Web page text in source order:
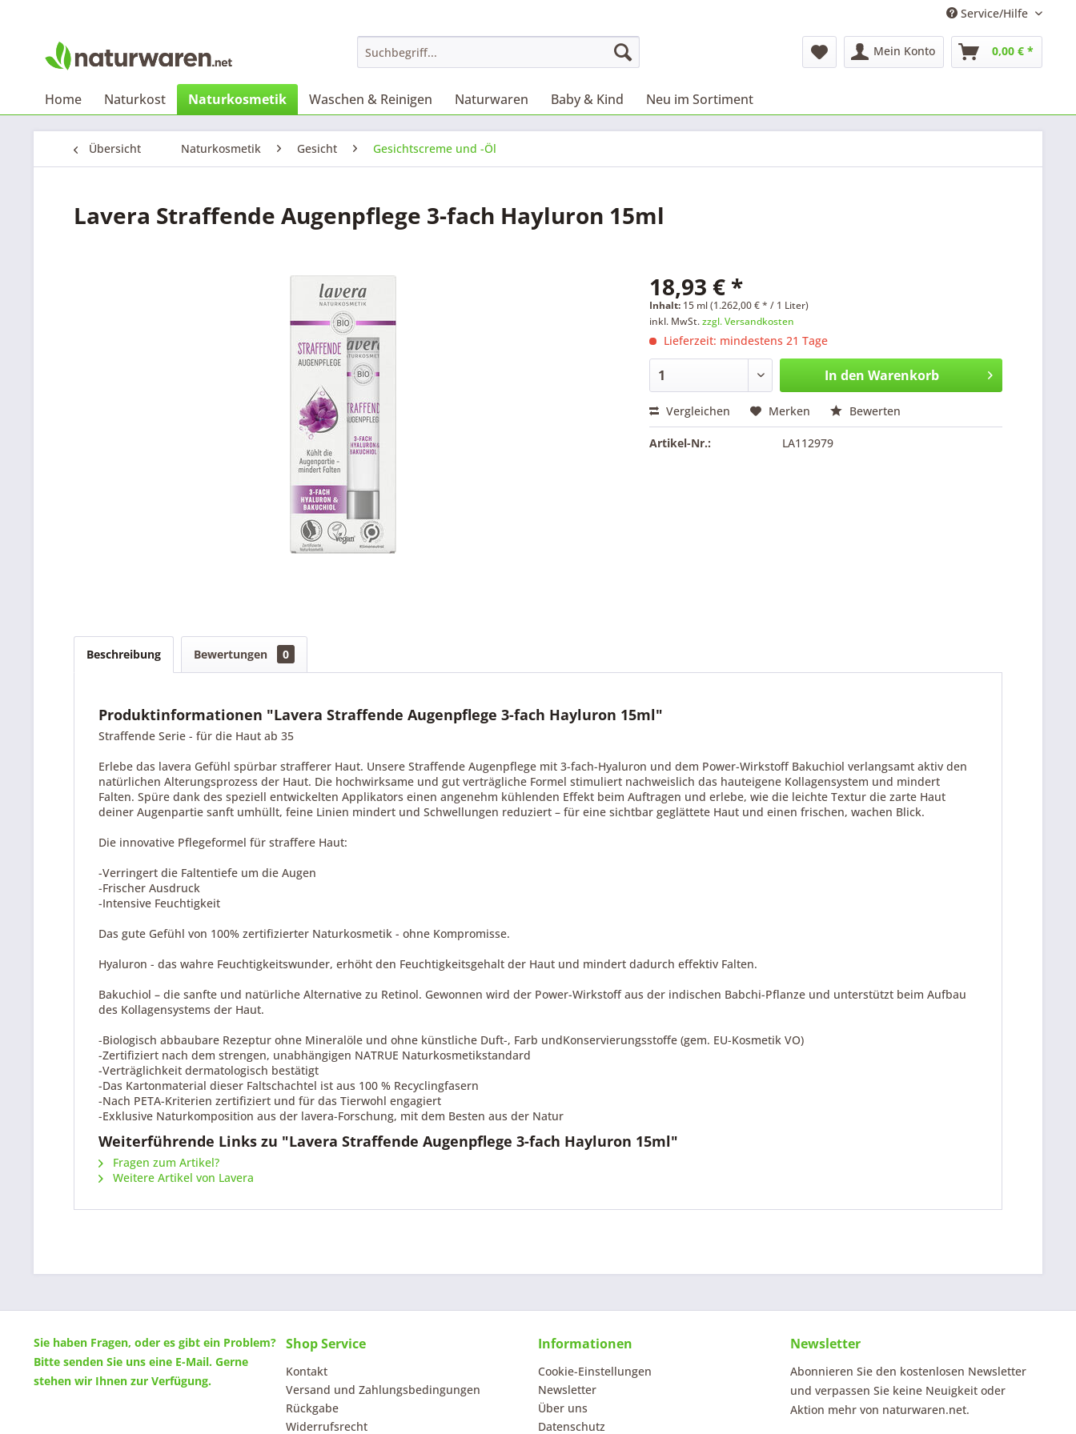
Service/Hilfe
Mein Konto 0,00 € *
Home Naturkost Naturkosmetik Waschen & Reinigen Naturwaren Baby & Kind Neu im Sortiment
Übersicht Naturkosmetik Gesicht Gesichtscreme und -Öl
Lavera Straffende Augenpflege 3-fach Hayluron 15ml
18,93 € *
Inhalt: 15 ml (1.262,00 € * / 1 Liter)
inkl. MwSt.zzgl. Versandkosten
Lieferzeit: mindestens 21 Tage
In den Warenkorb
Vergleichen Merken Bewerten
Artikel-Nr.: LA112979
Beschreibung Bewertungen 0
Produktinformationen "Lavera Straffende Augenpflege 3-fach Hayluron 15ml"
Straffende Serie - für die Haut ab 35
Erlebe das lavera Gefühl spürbar strafferer Haut. Unsere Straffende Augenpflege mit 3-fach-Hyaluron und dem Power-Wirkstoff Bakuchiol verlangsamt aktiv den
natürlichen Alterungsprozess der Haut. Die hochwirksame und gut verträgliche Formel stimuliert nachweislich das hauteigene Kollagensystem und mindert
Falten. Spüre dank des speziell entwickelten Applikators einen angenehm kühlenden Effekt beim Auftragen und erlebe, wie die leichte Textur die zarte Haut
deiner Augenpartie sanft umhüllt, feine Linien mindert und Schwellungen reduziert – für eine sichtbar geglättete Haut und einen frischen, wachen Blick.
Die innovative Pflegeformel für straffere Haut:
-Verringert die Faltentiefe um die Augen
-Frischer Ausdruck
-Intensive Feuchtigkeit
Das gute Gefühl von 100% zertifizierter Naturkosmetik - ohne Kompromisse.
Hyaluron - das wahre Feuchtigkeitswunder, erhöht den Feuchtigkeitsgehalt der Haut und mindert dadurch effektiv Falten.
Bakuchiol – die sanfte und natürliche Alternative zu Retinol. Gewonnen wird der Power-Wirkstoff aus der indischen Babchi-Pflanze und unterstützt beim Aufbau
des Kollagensystems der Haut.
-Biologisch abbaubare Rezeptur ohne Mineralöle und ohne künstliche Duft-, Farb undKonservierungsstoffe (gem. EU-Kosmetik VO)
-Zertifiziert nach dem strengen, unabhängigen NATRUE Naturkosmetikstandard
-Verträglichkeit dermatologisch bestätigt
-Das Kartonmaterial dieser Faltschachtel ist aus 100 % Recyclingfasern
-Nach PETA-Kriterien zertifiziert und für das Tierwohl engagiert
-Exklusive Naturkomposition aus der lavera-Forschung, mit dem Besten aus der Natur
Weiterführende Links zu "Lavera Straffende Augenpflege 3-fach Hayluron 15ml"
Fragen zum Artikel?
Weitere Artikel von Lavera
Sie haben Fragen, oder es gibt ein Problem?
Bitte senden Sie uns eine E-Mail. Gerne
stehen wir Ihnen zur Verfügung.
Shop Service
Kontakt
Versand und Zahlungsbedingungen
Rückgabe
Widerrufsrecht
Informationen
Cookie-Einstellungen
Newsletter
Über uns
Datenschutz
Newsletter
Abonnieren Sie den kostenlosen Newsletter
und verpassen Sie keine Neuigkeit oder
Aktion mehr von naturwaren.net.